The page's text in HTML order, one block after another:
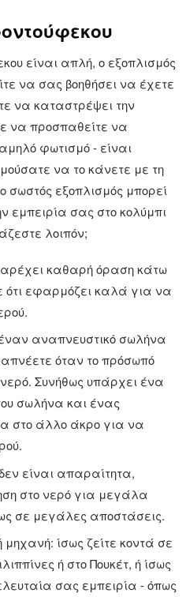
είναι απλή, ο εξοπλισμός
να σας βοηθήσει να έχετε
να καταστρέψει την
να προσπαθείτε να
φωτισμό - είναι
να το κάνετε με τη
εξοπλισμός μπορεί
εμπειρία σας στο κολύμπι
λοιπόν;
καθαρή όραση κάτω
ότι εφαρμόζει καλά για να
αναπνευστικό σωλήνα
όταν το πρόσωπό
Συνήθως υπάρχει ένα
σωλήνα και ένας
στο άλλο άκρο για να
είναι απαραίτητα,
στο νερό για μεγάλα
σε μεγάλες αποστάσεις.
ίσως ζείτε κοντά σε
ή στο Πουκέτ, ή ίσως
σας εμπειρία - όπως